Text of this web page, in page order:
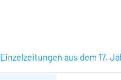
Einzelzeitungen aus dem 17.